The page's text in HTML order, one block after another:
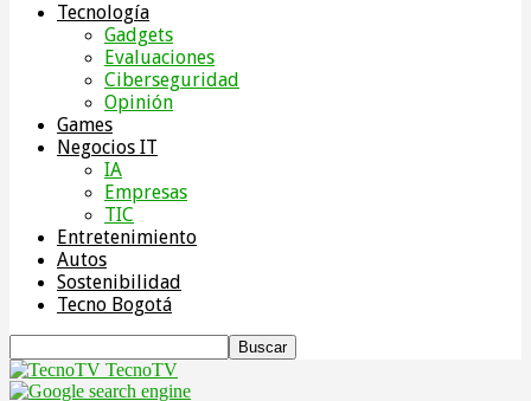
Tecnología
Gadgets
Evaluaciones
Ciberseguridad
Opinión
Games
Negocios IT
IA
Empresas
TIC
Entretenimiento
Autos
Sostenibilidad
Tecno Bogotá
TecnoTV